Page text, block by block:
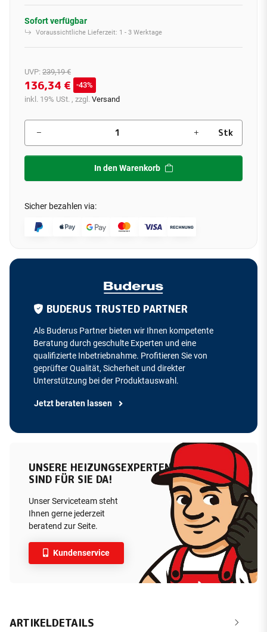
Sofort verfügbar
Voraussichtliche Lieferzeit: 1 - 3 Werktage
UVP: 239,19 €
136,34 €
43%
inkl. 19% USt. , zzgl. Versand
Stk
In den Warenkorb
Sicher bezahlen via:
BUDERUS TRUSTED PARTNER
Als Buderus Partner bieten wir Ihnen kompetente
Beratung durch geschulte Experten und eine
qualifizierte Inbetriebnahme. Profitieren Sie von
geprüfter Qualität, Sicherheit und direkter
Unterstützung bei der Produktauswahl.
Jetzt beraten lassen
UNSERE HEIZUNGSEXPERTEN
SIND FÜR SIE DA!
Unser Serviceteam steht
Ihnen gerne jederzeit
beratend zur Seite.
Kundenservice
ARTIKELDETAILS